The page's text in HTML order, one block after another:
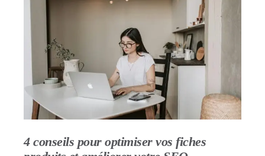
4 conseils pour optimiser vos fiches